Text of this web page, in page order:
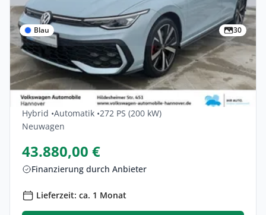
Blau 30
Privat & Gewerbe
Volkswagen Golf 1.5 EHybrid OPF 130kW
DSG GTE 5dr
Hybrid •Automatik •272 PS (200 kW)
Neuwagen
43.880,00 €
Finanzierung durch Anbieter
Lieferzeit: ca. 1 Monat